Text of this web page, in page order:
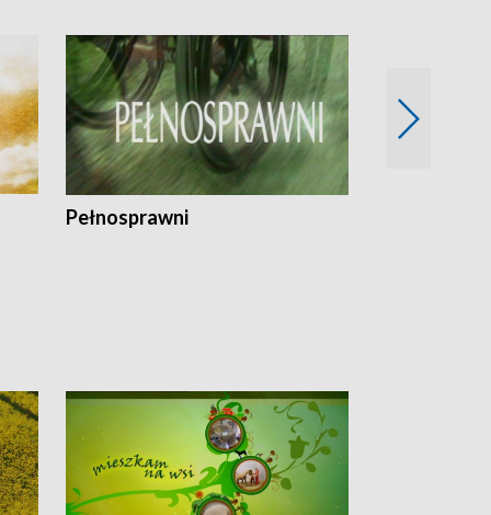
Pełnosprawni